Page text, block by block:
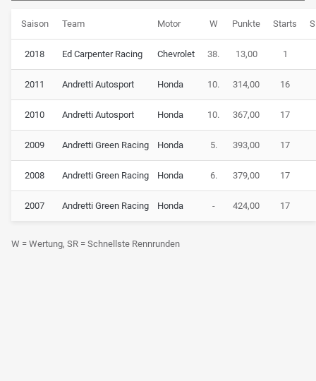
Saison Team Motor W Punkte Starts
2018 Ed Carpenter Racing Chevrolet 38. 13,00 1
2011 Andretti Autosport Honda 10. 314,00 16
2010 Andretti Autosport Honda 10. 367,00 17
2009 Andretti Green Racing Honda 5. 393,00 17
2008 Andretti Green Racing Honda 6. 379,00 17
2007 Andretti Green Racing Honda - 424,00 17
W = Wertung, SR = Schnellste Rennrunden